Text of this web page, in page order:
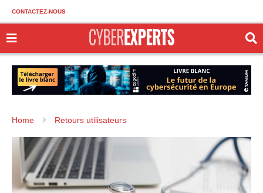
CONTACTEZ-NOUS
Home Retours utilisateurs